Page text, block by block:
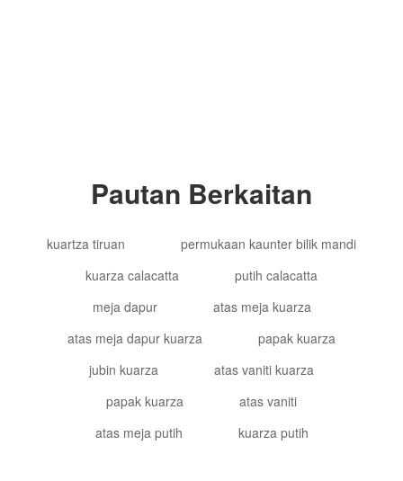
Pautan Berkaitan
kuartza tiruan
permukaan kaunter bilik mandi
kuarza calacatta
putih calacatta
meja dapur
atas meja kuarza
atas meja dapur kuarza
papak kuarza
jubin kuarza
atas vaniti kuarza
papak kuarza
atas vaniti
atas meja putih
kuarza putih